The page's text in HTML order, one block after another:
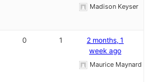
Madison Keyser
0 1
2 months, 1
week ago
Maurice Maynard